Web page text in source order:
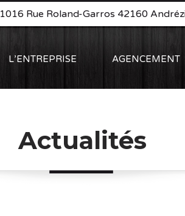
1016 Rue Roland-Garros 42160
L’ENTREPRISE AGENCEMENT
Actualités